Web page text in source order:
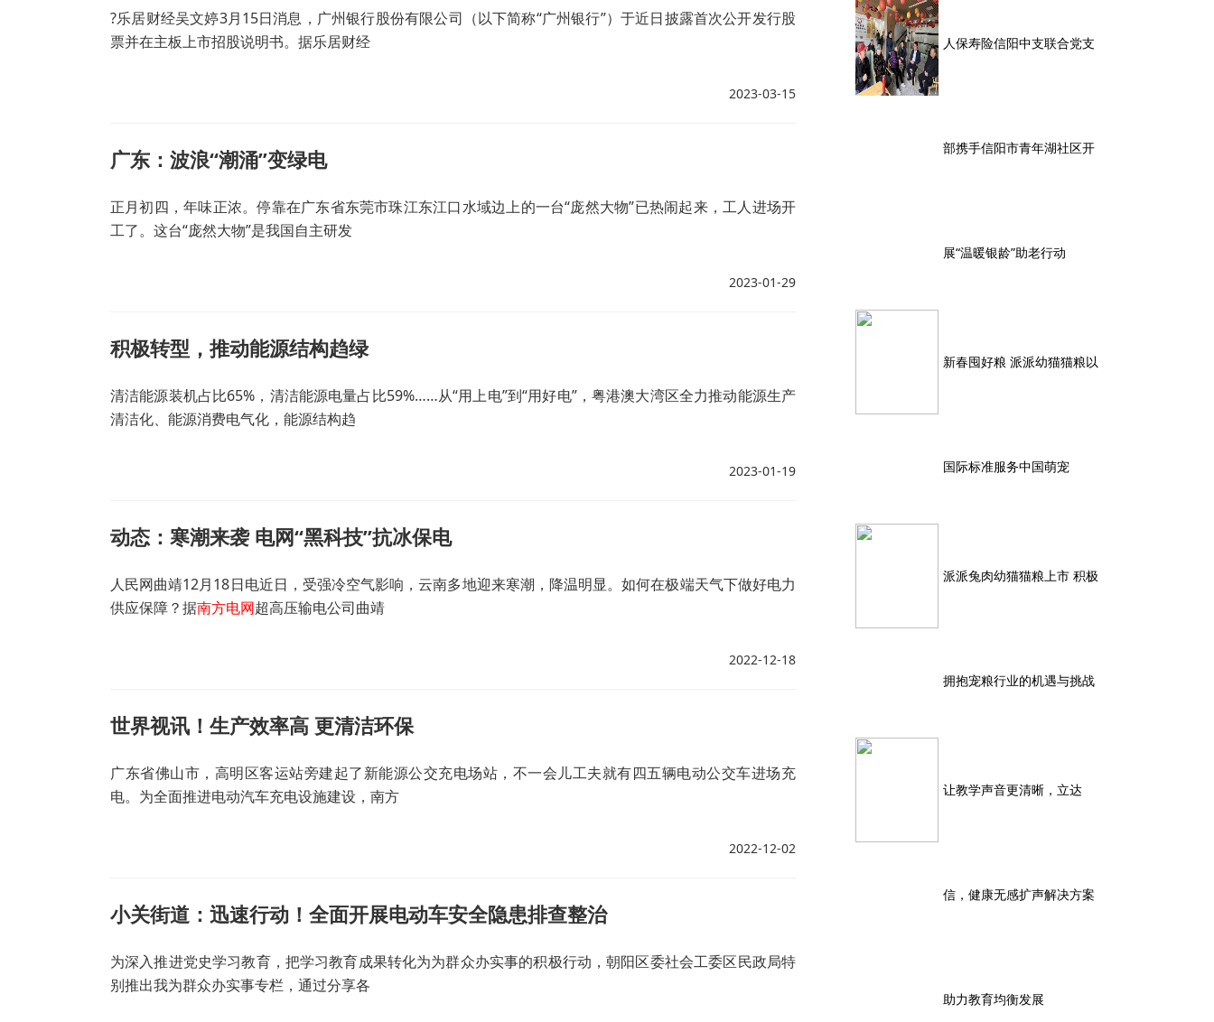
?乐居财经吴文婷3月15日消息，广州银行股份有限公司（以下简称“广州银行”）于近日披露首次公开发行股
票并在主板上市招股说明书。据乐居财经
2023-03-15
广东：波浪“潮涌”变绿电
正月初四，年味正浓。停靠在广东省东莞市珠江东江口水域边上的一台“庞然大物”已热闹起来，工人进场开
工了。这台“庞然大物”是我国自主研发
2023-01-29
积极转型，推动能源结构趋绿
清洁能源装机占比65%，清洁能源电量占比59%……从“用上电”到“用好电”，粤港澳大湾区全力推动能源生产
清洁化、能源消费电气化，能源结构趋
2023-01-19
动态：寒潮来袭 电网“黑科技”抗冰保电
人民网曲靖12月18日电近日，受强冷空气影响，云南多地迎来寒潮，降温明显。如何在极端天气下做好电力
供应保障？据南方电网超高压输电公司曲靖
2022-12-18
世界视讯！生产效率高 更清洁环保
广东省佛山市，高明区客运站旁建起了新能源公交充电场站，不一会儿工夫就有四五辆电动公交车进场充
电。为全面推进电动汽车充电设施建设，南方
2022-12-02
小关街道：迅速行动！全面开展电动车安全隐患排查整治
为深入推进党史学习教育，把学习教育成果转化为为群众办实事的积极行动，朝阳区委社会工委区民政局特
别推出我为群众办实事专栏，通过分享各
人保寿险信阳中支联合党支
部携手信阳市青年湖社区开
展“温暖银龄”助老行动
新春囤好粮 派派幼猫猫粮以
国际标准服务中国萌宠
派派兔肉幼猫猫粮上市 积极
拥抱宠粮行业的机遇与挑战
让教学声音更清晰，立达
信，健康无感扩声解决方案
助力教育均衡发展